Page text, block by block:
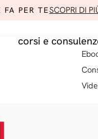
PER TESCOPRI DI
corsi e